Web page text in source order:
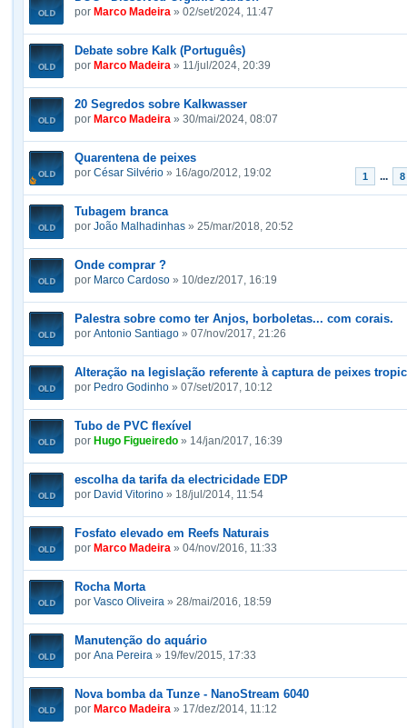
por Marco Madeira » 02/set/2024, 11:47
Debate sobre Kalk (Português)
por Marco Madeira » 11/jul/2024, 20:39
20 Segredos sobre Kalkwasser
por Marco Madeira » 30/mai/2024, 08:07
Quarentena de peixes
1 ... 8
por César Silvério » 16/ago/2012, 19:02
Tubagem branca
por João Malhadinhas » 25/mar/2018, 20:52
Onde comprar ?
por Marco Cardoso » 10/dez/2017, 16:19
Palestra sobre como ter Anjos, borboletas... com corais.
por Antonio Santiago » 07/nov/2017, 21:26
Alteração na legislação referente à captura de peixes tropic
por Pedro Godinho » 07/set/2017, 10:12
Tubo de PVC flexível
por Hugo Figueiredo » 14/jan/2017, 16:39
escolha da tarifa da electricidade EDP
por David Vitorino » 18/jul/2014, 11:54
Fosfato elevado em Reefs Naturais
por Marco Madeira » 04/nov/2016, 11:33
Rocha Morta
por Vasco Oliveira » 28/mai/2016, 18:59
Manutenção do aquário
por Ana Pereira » 19/fev/2015, 17:33
Nova bomba da Tunze - NanoStream 6040
por Marco Madeira » 17/dez/2014, 11:12